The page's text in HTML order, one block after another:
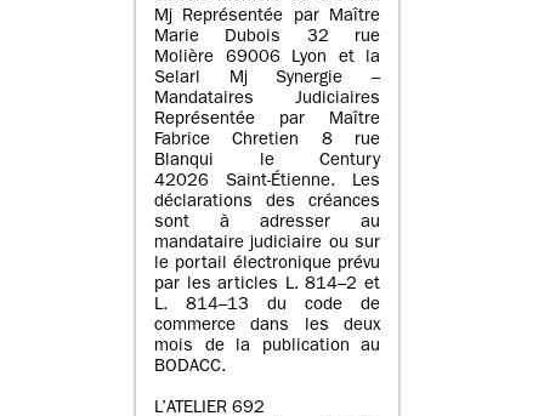
Mj Représentée par Maître
Marie Dubois 32 rue
Molière 69006 Lyon et la
Selarl Mj Synergie –
Mandataires Judiciaires
Représentée par Maître
Fabrice Chretien 8 rue
Blanqui le Century
42026 Saint-Étienne. Les
déclarations des créances
sont à adresser au
mandataire judiciaire ou sur
le portail électronique prévu
par les articles L. 814–2 et
L. 814–13 du code de
commerce dans les deux
mois de la publication au
BODACC.
L’ATELIER 692